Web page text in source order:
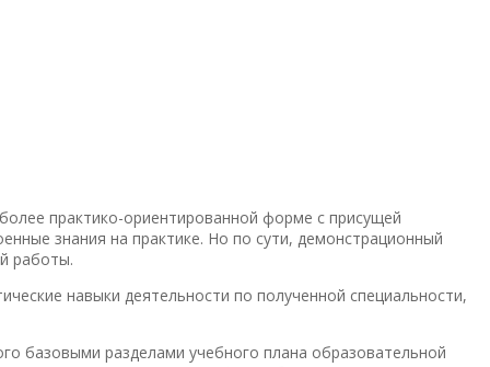
практико-ориентированной форме с присущей
знания на практике. Но по сути, демонстрационный
работы.
навыки деятельности по полученной специальности,
базовыми разделами учебного плана образовательной